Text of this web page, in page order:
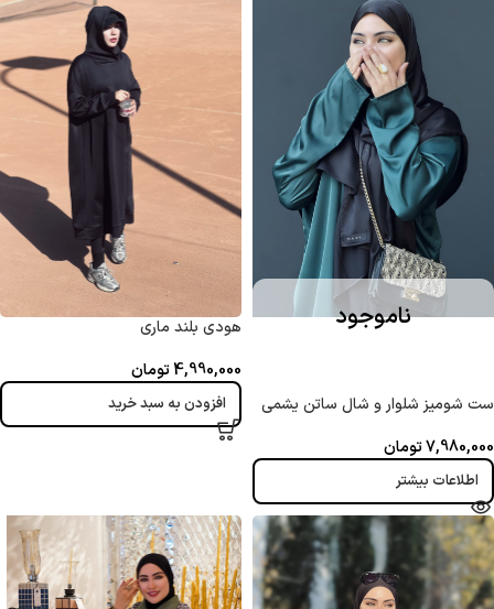
ناموجود
ست شومیز شلوار و شال ساتن یشمی
7,980,000تومان
اطلاعات بیشتر
هودی بلند ماری
4,990,000تومان
افزودن به سبد خرید